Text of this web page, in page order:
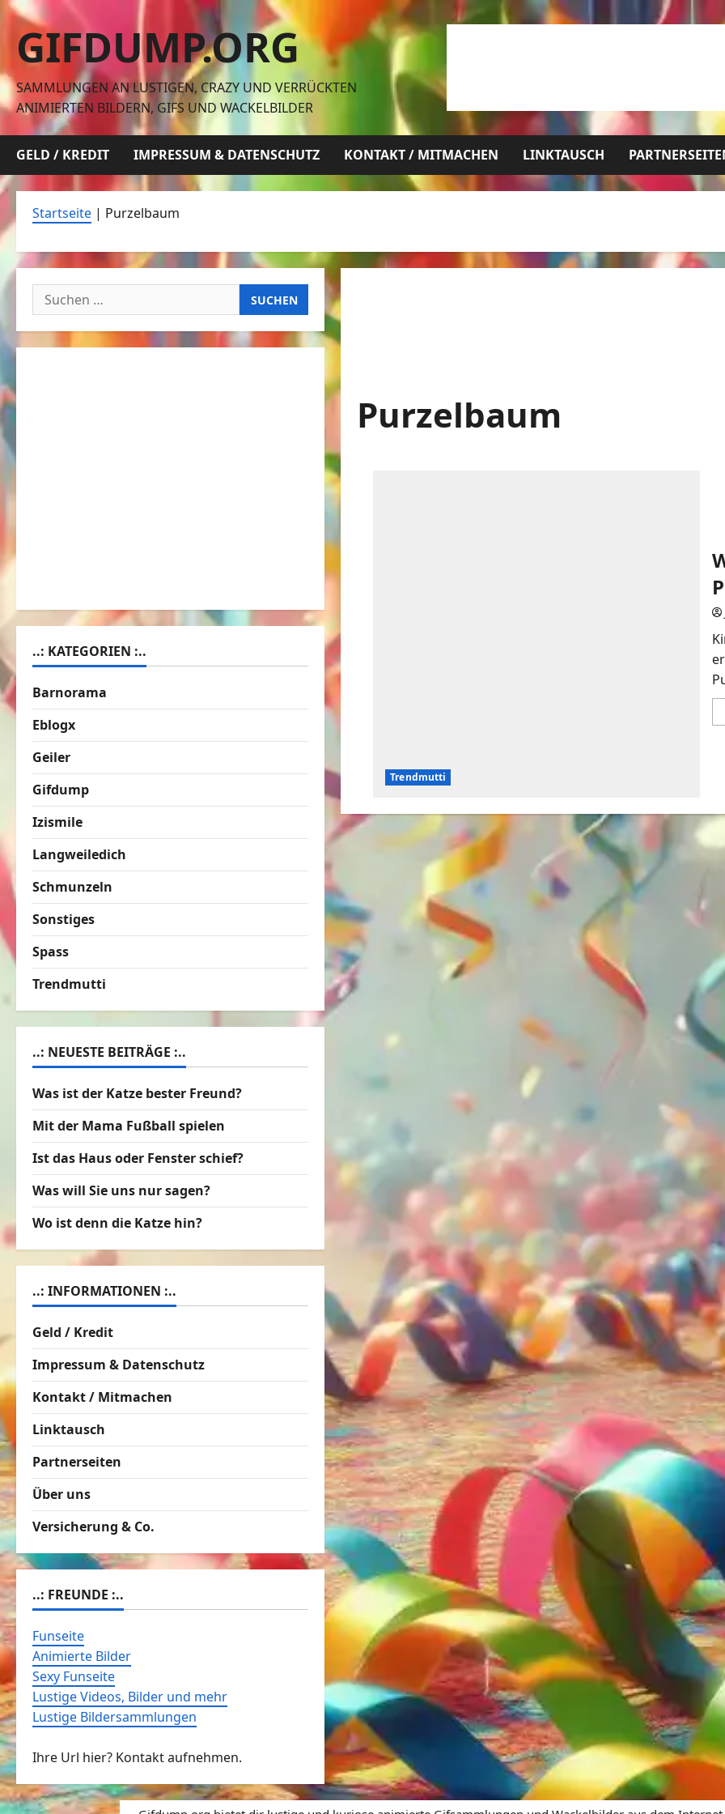
Zum
Inhalt
springen
GIFDUMP.ORG
SAMMLUNGEN AN LUSTIGEN, CRAZY UND VERRÜCKTEN
ANIMIERTEN BILDERN, GIFS UND WACKELBILDER
GELD / KREDIT IMPRESSUM & DATENSCHUTZ KONTAKT / MITMACHEN LINKTAUSCH
Startseite | Purzelbaum
Purzelbaum
Trendmutti
Suchen
nach:
..: KATEGORIEN :..
Barnorama
Eblogx
Geiler
Gifdump
Izismile
Langweiledich
Schmunzeln
Sonstiges
Spass
Trendmutti
..: NEUESTE BEITRÄGE :..
Was ist der Katze bester Freund?
Mit der Mama Fußball spielen
Ist das Haus oder Fenster schief?
Was will Sie uns nur sagen?
Wo ist denn die Katze hin?
..: INFORMATIONEN :..
Geld / Kredit
Impressum & Datenschutz
Kontakt / Mitmachen
Linktausch
Partnerseiten
Über uns
Versicherung & Co.
..: FREUNDE :..
Funseite
Animierte Bilder
Sexy Funseite
Lustige Videos, Bilder und mehr
Lustige Bildersammlungen
Ihre Url hier? Kontakt aufnehmen.